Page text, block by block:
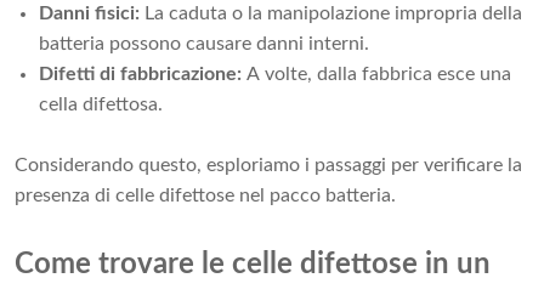
Danni fisici: La caduta o la manipolazione impropria della
batteria possono causare danni interni.
Difetti di fabbricazione: A volte, dalla fabbrica esce una
cella difettosa.
Considerando questo, esploriamo i passaggi per verificare la
presenza di celle difettose nel pacco batteria.
Come trovare le celle difettose in un